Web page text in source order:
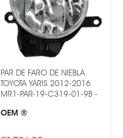
PAR DE FARO DE NIEBLA
TOYOTA YARIS 2012-2016
MR1-PAR-19-C319-01-9B -
OEM ®